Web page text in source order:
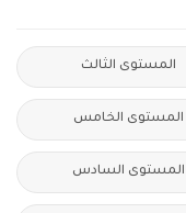
المستوى الثالث
المستوى الخامس
المستوى السادس